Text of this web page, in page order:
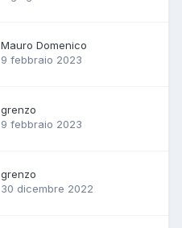
Mauro Domenico
9 febbraio 2023
grenzo
9 febbraio 2023
grenzo
30 dicembre 2022